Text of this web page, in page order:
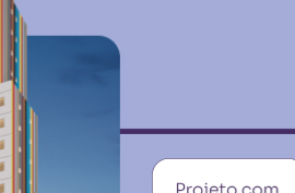
Bem Viver Praça Fortunato